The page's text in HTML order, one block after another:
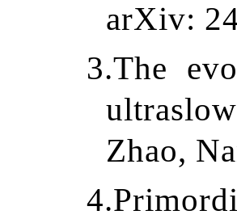
arXiv:
3.The
Zhao,
4.